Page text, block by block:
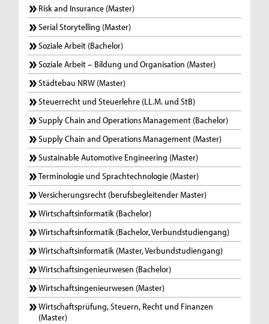
Risk and Insurance (Master)
Serial Storytelling (Master)
Soziale Arbeit (Bachelor)
Soziale Arbeit – Bildung und Organisation (Master)
Städtebau NRW (Master)
Steuerrecht und Steuerlehre (LL.M. und StB)
Supply Chain and Operations Management (Bachelor)
Supply Chain and Operations Management (Master)
Sustainable Automotive Engineering (Master)
Terminologie und Sprachtechnologie (Master)
Versicherungsrecht (berufsbegleitender Master)
Wirtschaftsinformatik (Bachelor)
Wirtschaftsinformatik (Bachelor, Verbundstudiengang)
Wirtschaftsinformatik (Master, Verbundstudiengang)
Wirtschaftsingenieurwesen (Bachelor)
Wirtschaftsingenieurwesen (Master)
Wirtschaftsprüfung, Steuern, Recht und Finanzen
(Master)